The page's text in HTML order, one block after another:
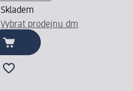
Skladem
Vybrat prodejnu dm